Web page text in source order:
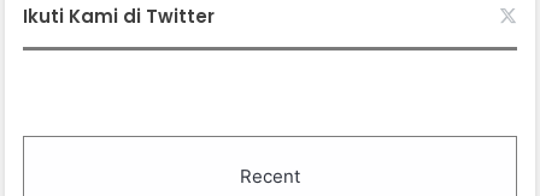
Ikuti Kami di Twitter
Recent